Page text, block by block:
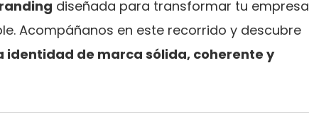
diseñada para transformar tu empresa
Acompáñanos en este recorrido y descubre
de marca sólida, coherente y